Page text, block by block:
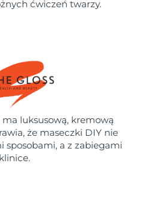
ćwiczeń twarzy.
ma luksusową, kremową
że maseczki DIY nie
sposobami, a z zabiegami